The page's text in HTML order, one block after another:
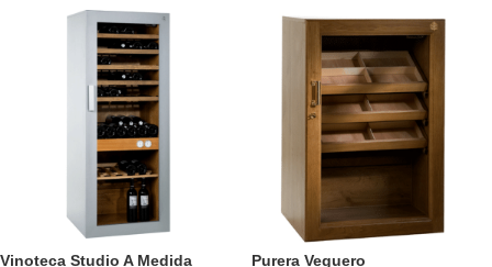
Vinoteca Studio A Medida Purera Veguero